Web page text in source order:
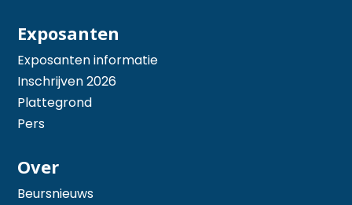
Exposanten
Exposanten informatie
Inschrijven 2026
Plattegrond
Pers
Over
Beursnieuws